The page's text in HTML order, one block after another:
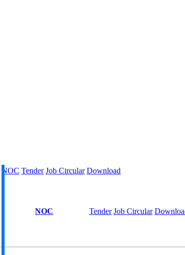
NOC Tender Job Circular Download
NOC Tender Job Circular